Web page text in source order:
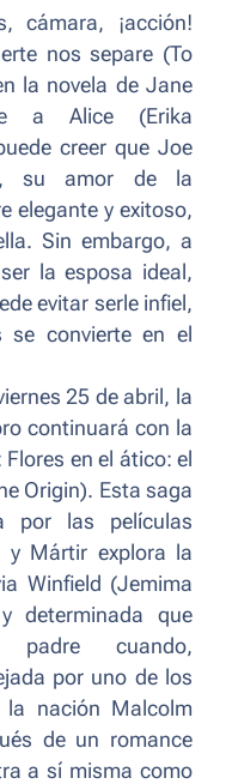
cámara, ¡acción!
nos separe (To
la novela de Jane
a Alice (Erika
creer que Joe
su amor de la
elegante y exitoso,
Sin embargo, a
la esposa ideal,
evitar serle infiel,
se convierte en el
25 de abril, la
continuará con la
Flores en el ático: el
Origin). Esta saga
por las películas
y Mártir explora la
Winfield (Jemima
determinada que
cuando,
por uno de los
nación Malcolm
de un romance
a sí misma como